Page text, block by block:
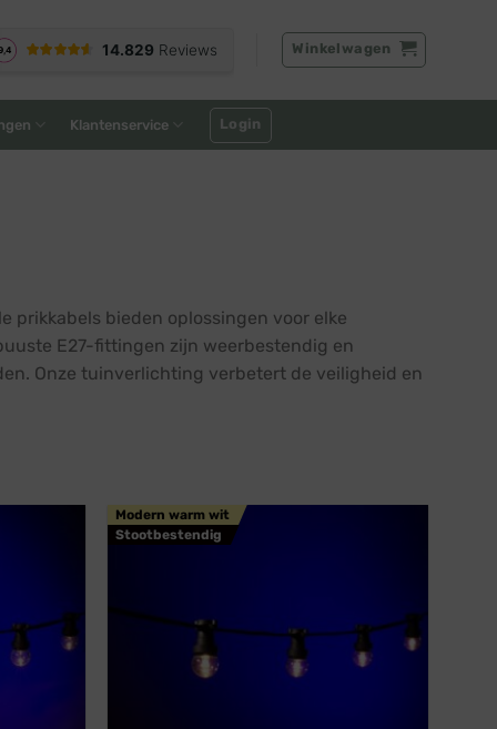
Winkelwagen
Klantenservice Login
prikkabels bieden oplossingen voor elke
E27-fittingen zijn weerbestendig en
Onze tuinverlichting verbetert de veiligheid en
Modern warm wit
Stootbestendig